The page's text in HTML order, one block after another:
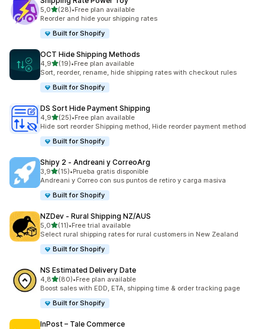
5,0de 5 estrelas
(28)
28 total de avaliações
•Free plan available
Reorder and hide your shipping rates
Built for Shopify
OCT Hide Shipping Methods
4,9de 5 estrelas
(19)
19 total de avaliações
•Free plan available
Sort, reorder, rename, hide shipping rates with checkout rules
Built for Shopify
DS Sort Hide Payment Shipping
4,9de 5 estrelas
(25)
25 total de avaliações
•Free plan available
Hide sort reorder Shipping method, Hide reorder payment method
Built for Shopify
Shipy 2 ‑ Andreani y CorreoArg
3,9de 5 estrelas
(15)
15 total de avaliações
•Prueba gratis disponible
Andreani y Correo con sus puntos de retiro y carga masiva
Built for Shopify
NZDev ‑ Rural Shipping NZ/AUS
5,0de 5 estrelas
(11)
11 total de avaliações
•Free trial available
Select rural shipping rates for rural customers in New Zealand
Built for Shopify
NS Estimated Delivery Date
4,8de 5 estrelas
(80)
80 total de avaliações
•Free plan available
Boost sales with EDD, ETA, shipping time & order tracking page
Built for Shopify
InPost – Tale Commerce